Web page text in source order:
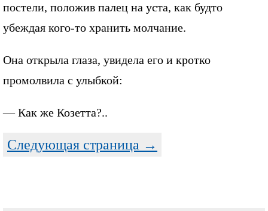
постели, положив палец на уста, как будто
убеждая кого-то хранить молчание.
Она открыла глаза, увидела его и кротко
промолвила с улыбкой:
— Как же Козетта?..
Следующая страница →